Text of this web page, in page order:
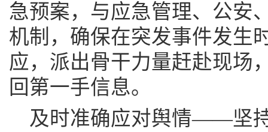
急预案，与应急管理、公安
机制，确保在突发事件发生
应，派出骨干力量赶赴现场
回第一手信息。
及时准确应对舆情——坚